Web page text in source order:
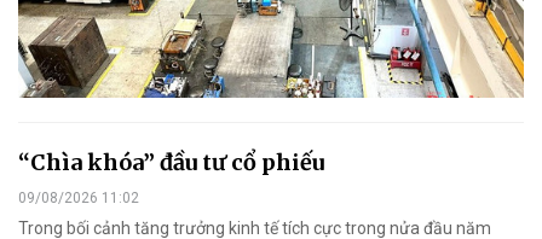
“Chìa khóa” đầu tư cổ phiếu
09/08/2026 11:02
Trong bối cảnh tăng trưởng kinh tế tích cực trong nửa đầu năm